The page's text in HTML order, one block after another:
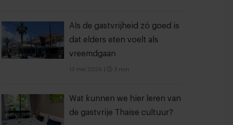
Als de gastvrijheid zó goed is
dat elders eten voelt als
vreemdgaan
13 mei 2026 3 min
Wat kunnen we hier leren van
de gastvrije Thaise cultuur?